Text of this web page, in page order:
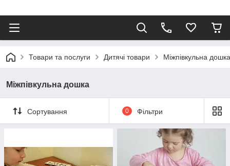
Товари та послуги Дитячі товари Міжпівкульна дошка
Міжпівкульна дошка
Сортування 0 Фільтри